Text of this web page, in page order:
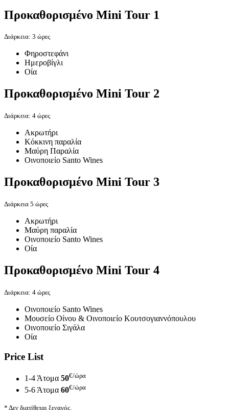
Προκαθορισμένο Mini Tour 1
Διάρκεια: 3 ώρες
Φηροστεφάνι
Ημεροβίγλι
Οία
Προκαθορισμένο Mini Tour 2
Διάρκεια: 4 ώρες
Ακρωτήρι
Κόκκινη παραλία
Μαύρη Παραλία
Oινοποιείο Santo Wines
Προκαθορισμένο Mini Tour 3
Διάρκεια 5 ώρες
Ακρωτήρι
Μαύρη παραλία
Oινοποιείο Santo Wines
Οία
Προκαθορισμένο Mini Tour 4
Διάρκεια: 4 ώρες
Oινοποιείο Santo Wines
Μουσείο Οίνου & Οινοποιείο Κουτσογιαννόπουλου
Oινοποιείο Σιγάλα
Οία
Price List
1-4 Άτομα 50€/ώρα
5-6 Άτομα 60€/ώρα
* Δεν διατίθεται ξεναγός.